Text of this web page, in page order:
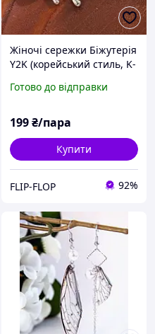
Жіночі сережки Біжутерія
Y2K (корейський стиль, K-
Готово до відправки
199₴/пара
Купити
FLIP-FLOP 92%